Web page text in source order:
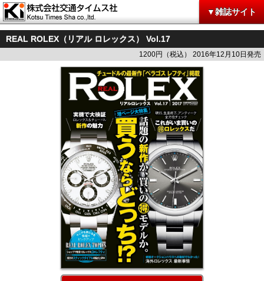
▼雑誌サイト
REAL ROLEX（リアル ロレックス） Vol.17
1200円（税込） 2016年12月10日発売